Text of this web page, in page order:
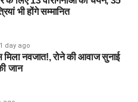
तो संस्थागत जीवन की जगह उन्हें
और सामाजिक वातावरण मिल
और सामाजिक विकास में
भी होंगे सम्मानित
1 day ago
नवजात!, रोने की आवाज सुनाई
जान